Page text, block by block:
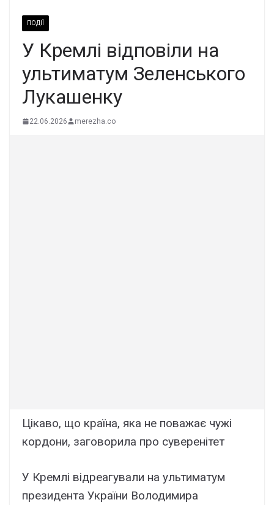
ПОДІЇ
У Кремлі відповіли на
ультиматум Зеленського
Лукашенку
22.06.2026 merezha.co
Цікаво, що країна, яка не поважає чужі
кордони, заговорила про суверенітет
У Кремлі відреагували на ультиматум
президента України Володимира